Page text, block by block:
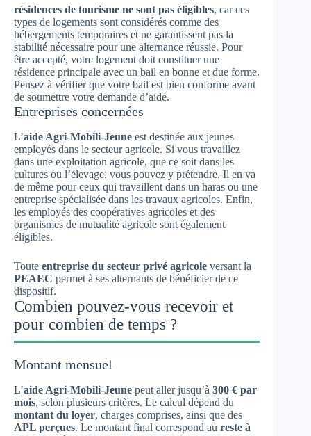
résidences de tourisme ne sont pas éligibles, car ces
types de logements sont considérés comme des
hébergements temporaires et ne garantissent pas la
stabilité nécessaire pour une alternance réussie. Pour
être accepté, votre logement doit constituer une
résidence principale avec un bail en bonne et due forme.
Pensez à vérifier que votre bail est bien conforme avant
de soumettre votre demande d’aide.
Entreprises concernées
L’aide Agri-Mobili-Jeune est destinée aux jeunes
employés dans le secteur agricole. Si vous travaillez
dans une exploitation agricole, que ce soit dans les
cultures ou l’élevage, vous pouvez y prétendre. Il en va
de même pour ceux qui travaillent dans un haras ou une
entreprise spécialisée dans les travaux agricoles. Enfin,
les employés des coopératives agricoles et des
organismes de mutualité agricole sont également
éligibles.
Toute entreprise du secteur privé agricole versant la
PEAEC permet à ses alternants de bénéficier de ce
dispositif.
Combien pouvez-vous recevoir et
pour combien de temps ?
Montant mensuel
L’aide Agri-Mobili-Jeune peut aller jusqu’à 300 € par
mois, selon plusieurs critères. Le calcul dépend du
montant du loyer, charges comprises, ainsi que des
APL perçues. Le montant final correspond au reste à